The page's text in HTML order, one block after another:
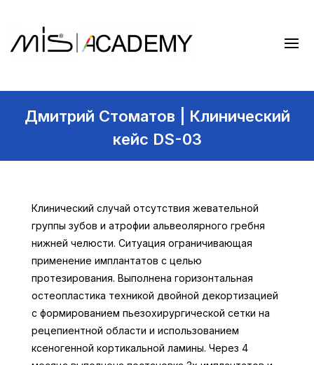
Дмитрий Стоматов | Клинический
кейс DS-03
Клинический случай отсутствия жевательной
группы зубов и атрофии альвеолярного гребня
нижней челюсти. Ситуация ограничивающая
применение имплантатов с целью
протезирования. Выполнена горизонтальная
остеопластика техникой двойной декортизацией
с формированием пьезохирургической сетки на
рецепиентной области и использованием
ксеногенной кортикальной ламины. Через 4